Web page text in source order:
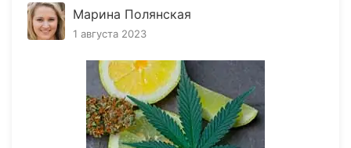
Марина Полянская
1 августа 2023